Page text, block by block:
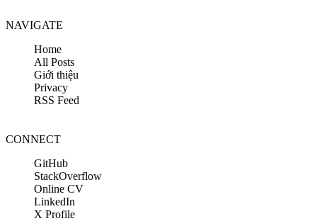
NAVIGATE
Home
All Posts
Giới thiệu
Privacy
RSS Feed
CONNECT
GitHub
StackOverflow
Online CV
LinkedIn
X Profile